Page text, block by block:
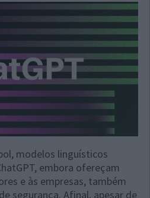
modelos linguísticos
embora ofereçam
e às empresas, também
segurança. Afinal, apesar de